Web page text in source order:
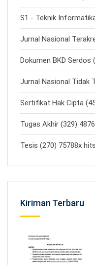
S1 - Teknik
Jurnal Nasional
Dokumen BKD Serdos
Jurnal Nasional Tidak
Sertifikat Hak Cipta
Tugas Akhir (329)
Tesis (270) 75788x hits
Kiriman Terbaru